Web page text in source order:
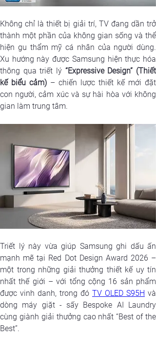
Không chỉ là thiết bị giải trí, TV đang dần trở
thành một phần của không gian sống và thể
hiện gu thẩm mỹ cá nhân của người dùng.
Xu hướng này được Samsung hiện thực hóa
thông qua triết lý “Expressive Design” (Thiết
kế biểu cảm) – chiến lược thiết kế mới đặt
con người, cảm xúc và sự hài hòa với không
gian làm trung tâm.
Triết lý này vừa giúp Samsung ghi dấu ấn
mạnh mẽ tại Red Dot Design Award 2026 –
một trong những giải thưởng thiết kế uy tín
nhất thế giới – với tổng cộng 16 sản phẩm
được vinh danh, trong đó TV OLED S95H và
dòng máy giặt - sấy Bespoke AI Laundry
cùng giành giải thưởng cao nhất “Best of the
Best”.